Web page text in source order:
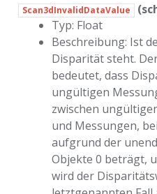
Scan3dInvalidDataValue
Typ: Float
Beschreibung: Ist
Disparität steht.
bedeutet, dass
ungültigen
zwischen
und Messungen,
aufgrund der
Objekte 0 beträgt,
wird der